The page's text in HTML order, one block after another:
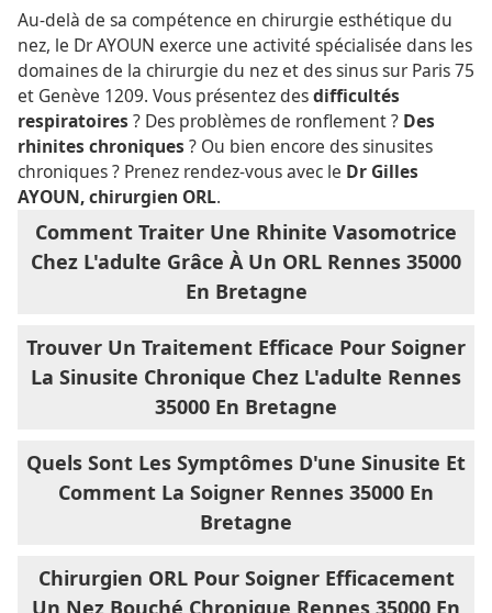
Au-delà de sa compétence en chirurgie esthétique du
nez, le Dr AYOUN exerce une activité spécialisée dans les
domaines de la chirurgie du nez et des sinus sur Paris 75
et Genève 1209. Vous présentez desdifficultés
respiratoires ? Des problèmes de ronflement ? Des
rhinites chroniques ? Ou bien encore des sinusites
chroniques ? Prenez rendez-vous avec le Dr Gilles
AYOUN, chirurgien ORL.
Comment Traiter Une Rhinite Vasomotrice
Chez L'adulte Grâce À Un ORL Rennes 35000
En Bretagne
Trouver Un Traitement Efficace Pour Soigner
La Sinusite Chronique Chez L'adulte Rennes
35000 En Bretagne
Quels Sont Les Symptômes D'une Sinusite Et
Comment La Soigner Rennes 35000 En
Bretagne
Chirurgien ORL Pour Soigner Efficacement
Un Nez Bouché Chronique Rennes 35000 En